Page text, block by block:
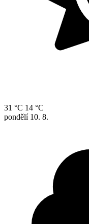
31 °C 14 °C
pondělí 10. 8.